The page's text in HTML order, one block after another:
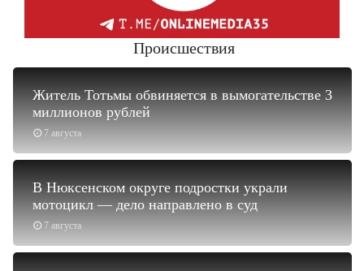
Происшествия
7 августа
Житель Тотьмы обвиняется в вымогательстве 3
миллионов рублей
7 августа
В Нюксенском округе подростки украли
мотоцикл — дело направлено в суд